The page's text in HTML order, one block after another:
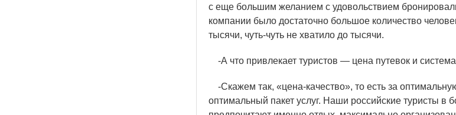
с еще большим желанием с удовольствием
компании было достаточно большое количество
тысячи, чуть-чуть не хватило до тысячи.
-А что привлекает туристов — цена путевок и система
-Скажем так, «цена-качество», то есть за
оптимальный пакет услуг. Наши российские туристы в